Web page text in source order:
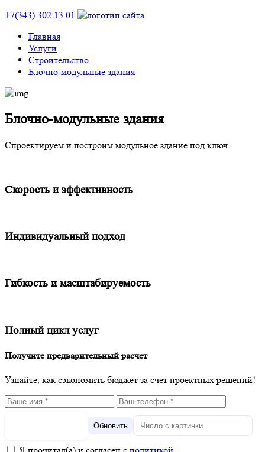
+7(343) 302 13 01
Главная
Услуги
Строительство
Блочно-модульные здания
Блочно-модульные здания
Спроектируем и построим модульное здание под ключ
Скорость и эффективность
Индивидуальный подход
Гибкость и масштабируемость
Полный цикл услуг
Получите предварительный расчет
Узнайте, как сэкономить бюджет за счет проектных решений!
Обновить